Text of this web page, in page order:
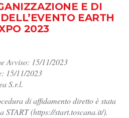
E DI
EARTH
2023
Avviso: 15/11/2023
15/11/2023
S.r.l.
di affidamento diretto è stata
START (https://start.toscana.it/).